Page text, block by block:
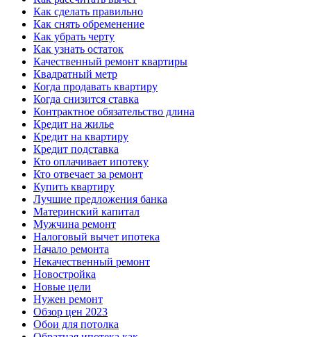
Как сделать правильно
Как снять обременение
Как убрать черту
Как узнать остаток
Качественный ремонт квартиры
Квадратный метр
Когда продавать квартиру
Когда снизится ставка
Контрактное обязательство длина
Кредит на жилье
Кредит на квартиру
Кредит подставка
Кто оплачивает ипотеку
Кто отвечает за ремонт
Купить квартиру
Лучшие предложения банка
Материнский капитал
Мужчина ремонт
Налоговый вычет ипотека
Начало ремонта
Некачественный ремонт
Новостройка
Новые цели
Нужен ремонт
Обзор цен 2023
Обои для потолка